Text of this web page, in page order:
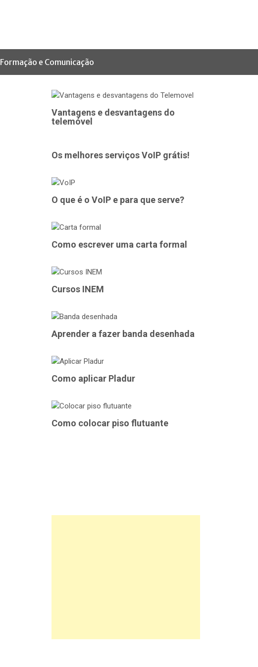
Formação e Comunicação
Vantagens e desvantagens do
telemóvel
Os melhores serviços VoIP grátis!
O que é o VoIP e para que serve?
Como escrever uma carta formal
Cursos INEM
Aprender a fazer banda desenhada
Como aplicar Pladur
Como colocar piso flutuante